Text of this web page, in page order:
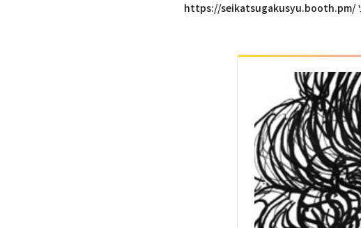
https://seikatsugakusyu.booth.pm/